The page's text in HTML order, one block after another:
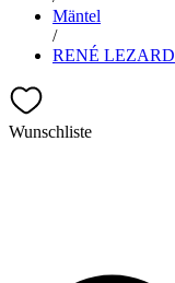
Mäntel
/
RENÉ LEZARD
Wunschliste